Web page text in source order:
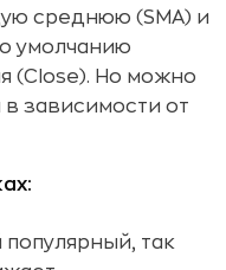
среднюю (SMA) и
умолчанию
(Close). Но можно
зависимости от
так